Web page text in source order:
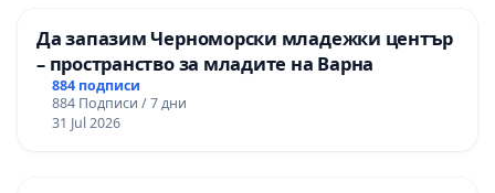
потвърждение.
❗Без да кликнете върху този линк,
подписът Ви няма да бъде зачетен.
Да запазим Черноморски младежки център
– пространство за младите на Варна
884 подписи
884 Подписи / 7 дни
31 Jul 2026